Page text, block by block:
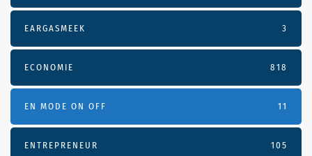
EARGASMEEK 3
ECONOMIE 818
EN MODE ON OFF 11
ENTREPRENEUR 105